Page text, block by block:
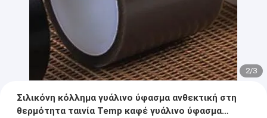
2/3
Σιλικόνη κόλλημα γυάλινο ύφασμα ανθεκτική στη
θερμότητα ταινία Temp καφέ γυάλινο ύφασμα